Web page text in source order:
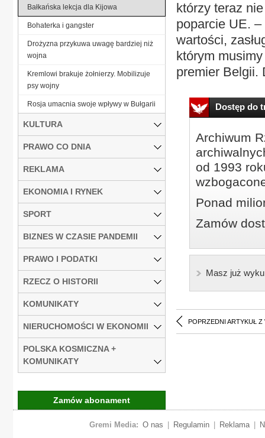
którzy teraz
poparcie UE.
wartości,
którym
premier Belgii.
Dostęp do
Archiwum
od 1993
Ponad
Zamów
Masz już
POPRZEDNI ARTYKUŁ Z
Bałkańska lekcja dla Kijowa
Bohaterka i gangster
Drożyzna przykuwa uwagę bardziej niż
wojna
Kremlowi brakuje żołnierzy. Mobilizuje
psy wojny
Rosja umacnia swoje wpływy w Bułgarii
KULTURA
PRAWO CO DNIA
REKLAMA
EKONOMIA I RYNEK
SPORT
BIZNES W CZASIE PANDEMII
PRAWO I PODATKI
RZECZ O HISTORII
KOMUNIKATY
NIERUCHOMOŚCI W EKONOMII
POLSKA KOSMICZNA +
KOMUNIKATY
Zamów abonament
Gremi Media: O nas Regulamin Reklama